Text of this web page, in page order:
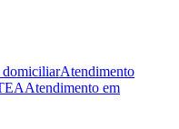
domiciliarAtendimento
Atendimento em